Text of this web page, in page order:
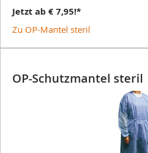
Jetzt ab € 7,95!*
Zu OP-Mantel steril
OP-Schutzmantel steril